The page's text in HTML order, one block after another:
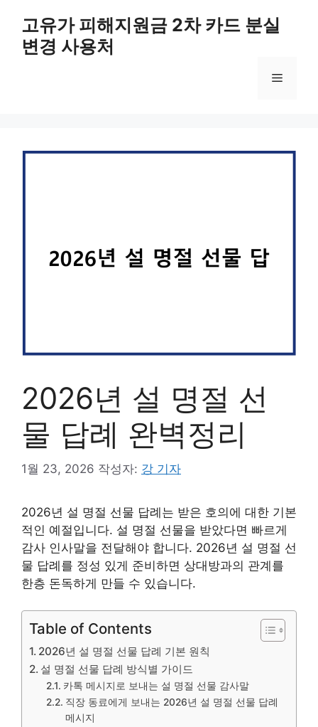
고유가 피해지원금 2차 카드 분실
변경 사용처
메
2026년 설 명절 선
물 답례 완벽정리
1월 23, 2026 작성자: 강 기자
2026년 설 명절 선물 답례는 받은 호의에 대한 기본
적인 예절입니다. 설 명절 선물을 받았다면 빠르게
감사 인사말을 전달해야 합니다. 2026년 설 명절 선
물 답례를 정성 있게 준비하면 상대방과의 관계를
한층 돈독하게 만들 수 있습니다.
Table of Contents
2026년 설 명절 선물 답례 기본 원칙
설 명절 선물 답례 방식별 가이드
카톡 메시지로 보내는 설 명절 선물 감사말
직장 동료에게 보내는 2026년 설 명절 선물 답례
메시지